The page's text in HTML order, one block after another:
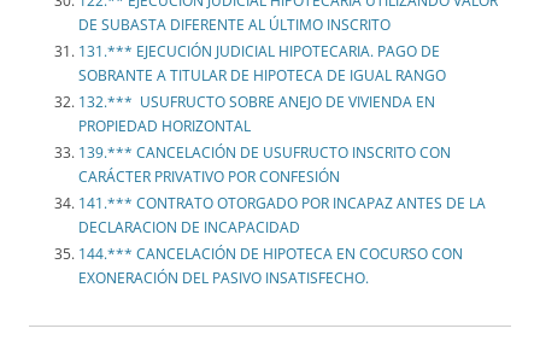
DE SUBASTA DIFERENTE AL ÚLTIMO INSCRITO
131.*** EJECUCIÓN JUDICIAL HIPOTECARIA. PAGO DE
SOBRANTE A TITULAR DE HIPOTECA DE IGUAL RANGO
132.*** USUFRUCTO SOBRE ANEJO DE VIVIENDA EN
PROPIEDAD HORIZONTAL
139.*** CANCELACIÓN DE USUFRUCTO INSCRITO CON
CARÁCTER PRIVATIVO POR CONFESIÓN
141.*** CONTRATO OTORGADO POR INCAPAZ ANTES DE LA
DECLARACION DE INCAPACIDAD
144.*** CANCELACIÓN DE HIPOTECA EN COCURSO CON
EXONERACIÓN DEL PASIVO INSATISFECHO.